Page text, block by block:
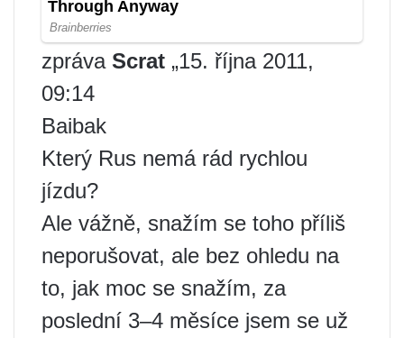
zpráva Scrat „15. října 2011,
09:14
Baibak
Který Rus nemá rád rychlou
jízdu?
Ale vážně, snažím se toho příliš
neporušovat, ale bez ohledu na
to, jak moc se snažím, za
poslední 3–4 měsíce jsem se už